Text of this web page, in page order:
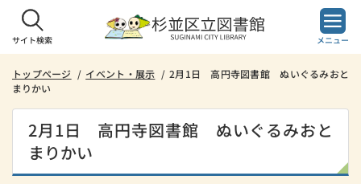
ス
サイト検索 メニュー
トップページ イベント・展示
2月1日 高円寺図書館 ぬいぐるみおと
まりかい
2月1日 高円寺図書館 ぬいぐるみおと
まりかい